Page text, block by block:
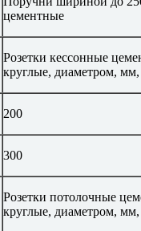
цементные
Розетки кессонные
круглые, диаметром,
200
300
Розетки потолочные
круглые, диаметром,